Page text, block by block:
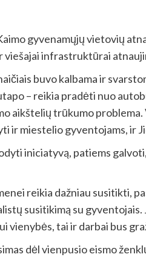
gyvenamųjų vietovių
infrastruktūrai
buvo kalbama ir
– reikia pradėti nuo
aikštelių trūkumo
miestelio gyventojams, ir
iniciatyvą, patiems
reikia dažniau susitikti,
susitikimą su
tai ir darbai bus
dėl vienpusio eismo